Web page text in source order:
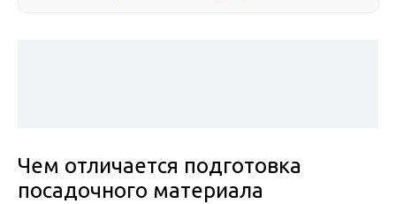
Чем отличается подготовка
посадочного материала